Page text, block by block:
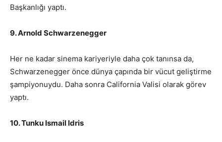
Başkanlığı yaptı.
9. Arnold Schwarzenegger
Her ne kadar sinema kariyeriyle daha çok tanınsa da,
Schwarzenegger önce dünya çapında bir vücut geliştirme
şampiyonuydu. Daha sonra California Valisi olarak görev
yaptı.
10. Tunku Ismail Idris